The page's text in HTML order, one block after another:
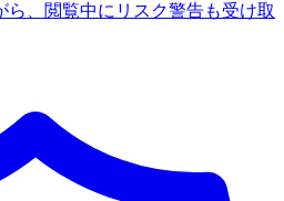
、閲覧中にリスク警告も受け取